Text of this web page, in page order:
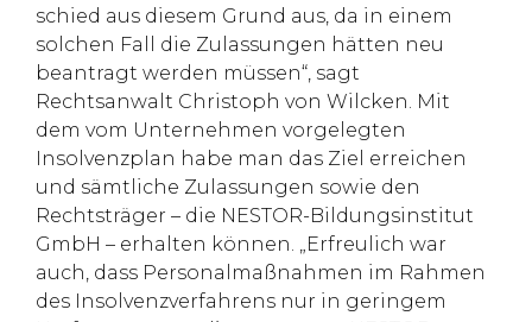
schied aus diesem Grund aus, da in einem
solchen Fall die Zulassungen hätten neu
beantragt werden müssen“, sagt
Rechtsanwalt Christoph von Wilcken. Mit
dem vom Unternehmen vorgelegten
Insolvenzplan habe man das Ziel erreichen
und sämtliche Zulassungen sowie den
Rechtsträger – die NESTOR-Bildungsinstitut
GmbH – erhalten können. „Erfreulich war
auch, dass Personalmaßnahmen im Rahmen
des Insolvenzverfahrens nur in geringem